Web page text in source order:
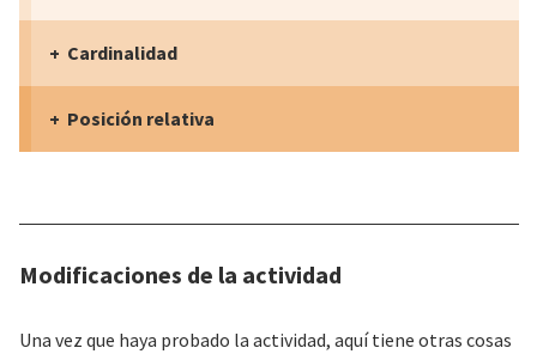
Cardinalidad
Posición relativa
Modificaciones de la actividad
Una vez que haya probado la actividad, aquí tiene otras cosas